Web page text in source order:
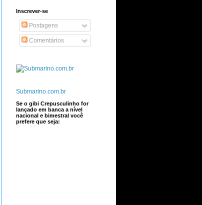
Inscrever-se
Postagens
Comentários
Submarino.com.br
Se o gibi Crepusculinho for
lançado em banca a nível
nacional e bimestral você
prefere que seja: